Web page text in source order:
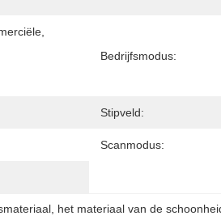
Bedrijfsmodus:
Stipveld:
Scanmodus:
het materiaal van de